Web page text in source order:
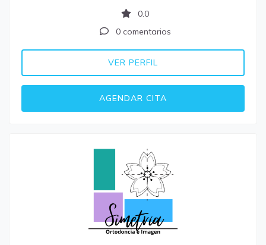
0.0
0 comentarios
VER PERFIL
AGENDAR CITA